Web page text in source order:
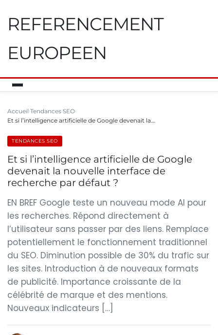
REFERENCEMENT
EUROPEEN
Accueil Tendances SEO
Et si l’intelligence artificielle de Google devenait la…
TENDANCES SEO
Et si l’intelligence artificielle de Google
devenait la nouvelle interface de
recherche par défaut ?
EN BREF Google teste un nouveau mode AI pour
les recherches. Répond directement à
l’utilisateur sans passer par des liens. Remplace
potentiellement le fonctionnement traditionnel
du SEO. Diminution possible de 30% du trafic sur
les sites. Introduction à de nouveaux formats
de publicité. Importance croissante de la
célébrité de marque et des mentions.
Nouveaux indicateurs […]